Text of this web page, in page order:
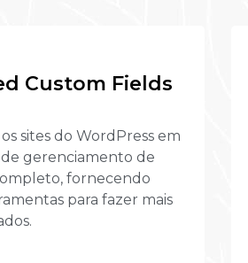
Custom Fields
sites do WordPress em
gerenciamento de
fornecendo
para fazer mais